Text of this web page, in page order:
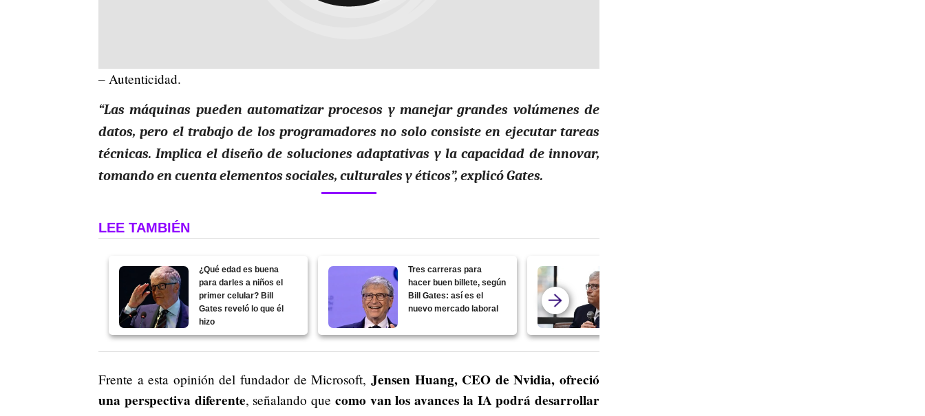
– Autenticidad.
“Las máquinas pueden automatizar procesos y manejar grandes volúmenes de
datos, pero el trabajo de los programadores no solo consiste en ejecutar tareas
técnicas. Implica el diseño de soluciones adaptativas y la capacidad de innovar,
tomando en cuenta elementos sociales, culturales y éticos”, explicó Gates.
LEE TAMBIÉN
¿Qué edad es buena
para darles a niños el
primer celular? Bill
Gates reveló lo que él
hizo
Tres carreras para
hacer buen billete, según
Bill Gates: así es el
nuevo mercado laboral
Frente a esta opinión del fundador de Microsoft, Jensen Huang, CEO de Nvidia, ofreció
una perspectiva diferente, señalando que como van los avances la IA podrá desarrollar